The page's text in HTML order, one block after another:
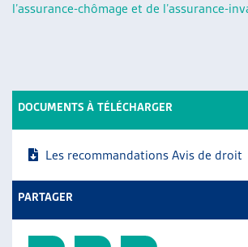
l’assurance-chômage et de l’assurance-
DOCUMENTS À TÉLÉCHARGER
Les recommandations Avis de droit
PARTAGER